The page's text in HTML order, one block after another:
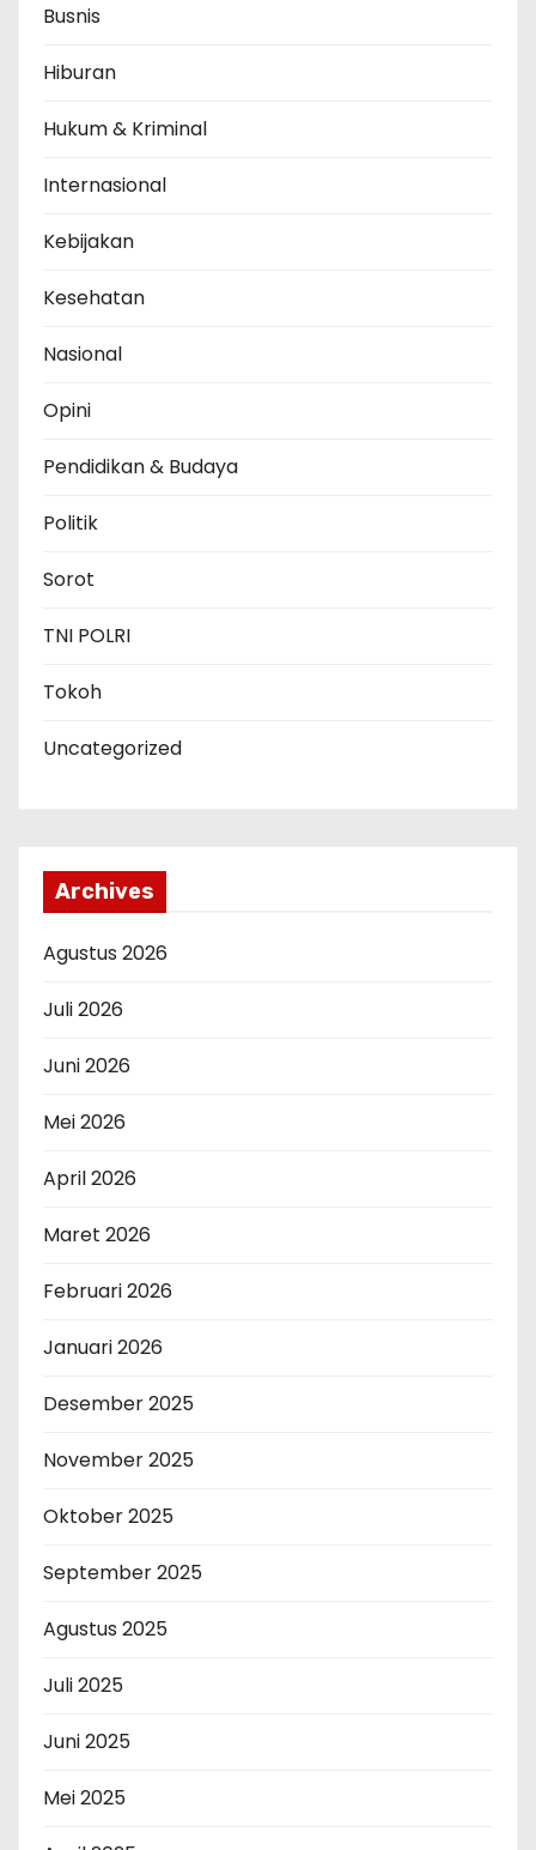
Busnis
Hiburan
Hukum & Kriminal
Internasional
Kebijakan
Kesehatan
Nasional
Opini
Pendidikan & Budaya
Politik
Sorot
TNI POLRI
Tokoh
Uncategorized
Archives
Agustus 2026
Juli 2026
Juni 2026
Mei 2026
April 2026
Maret 2026
Februari 2026
Januari 2026
Desember 2025
November 2025
Oktober 2025
September 2025
Agustus 2025
Juli 2025
Juni 2025
Mei 2025